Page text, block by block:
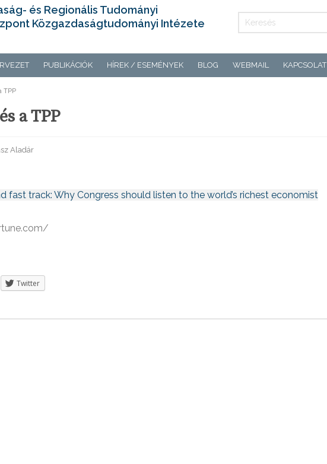
és Regionális Tudományi
Közgazdaságtudományi Intézete
PUBLIKÁCIÓK HÍREK / ESEMÉNYEK BLOG WEBMAIL KAPCSOLAT
TPP
a TPP
Aladár
fast track: Why Congress should listen to the world’s richest economist
Twitter